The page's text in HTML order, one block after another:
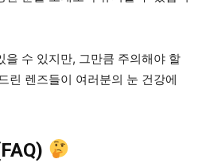
을 수 있지만, 그만큼 주의해야 할
린 렌즈들이 여러분의 눈 건강에